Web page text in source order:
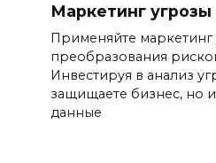
Маркетинг
Применяйте маркетинг
преобразования
Инвестируя в анализ
защищаете бизнес, но
данные